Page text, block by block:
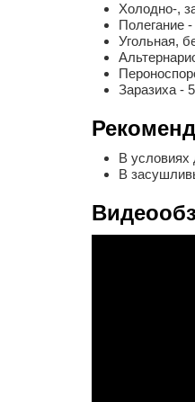
Холодно-,
Полегание -
Угольная,
Заразиха -
В условиях
В